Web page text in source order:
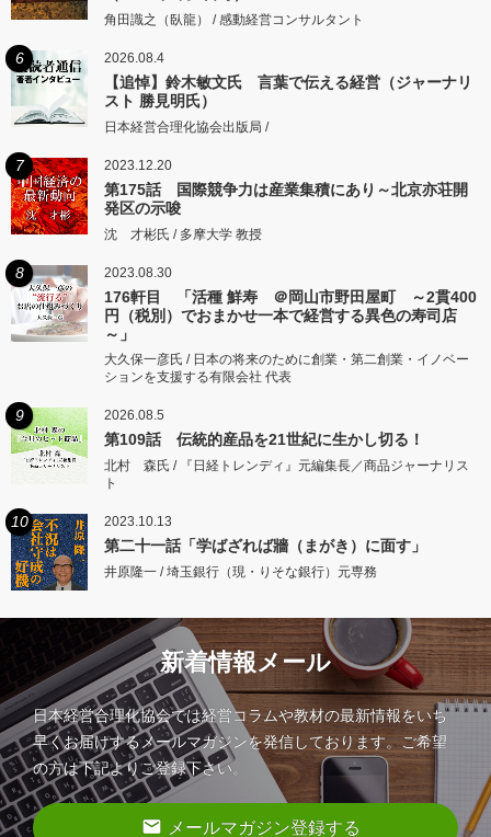
角田識之（臥龍） / 感動経営コンサルタント
6 2026.08.4
【追悼】鈴木敏文氏 言葉で伝える経営（ジャーナリ
スト 勝見明氏）
日本経営合理化協会出版局 /
7 2023.12.20
第175話 国際競争力は産業集積にあり～北京亦荘開
発区の示唆
沈 才彬氏 / 多摩大学 教授
8 2023.08.30
176軒目 「活種 鮮寿 ＠岡山市野田屋町 ～2貫400
円（税別）でおまかせ一本で経営する異色の寿司店
～」
大久保一彦氏 / 日本の将来のために創業・第二創業・イノベー
ションを支援する有限会社 代表
9 2026.08.5
第109話 伝統的産品を21世紀に生かし切る！
北村 森氏 / 『日経トレンディ』元編集長／商品ジャーナリス
ト
10 2023.10.13
第二十一話「学ばざれば牆（まがき）に面す」
井原隆一 / 埼玉銀行（現・りそな銀行）元専務
新着情報メール
日本経営合理化協会では経営コラムや教材の最新情報をいち
早くお届けするメールマガジンを発信しております。ご希望
の方は下記よりご登録下さい。
email メールマガジン登録する